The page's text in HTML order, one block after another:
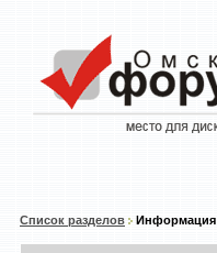
Список разделов Информация